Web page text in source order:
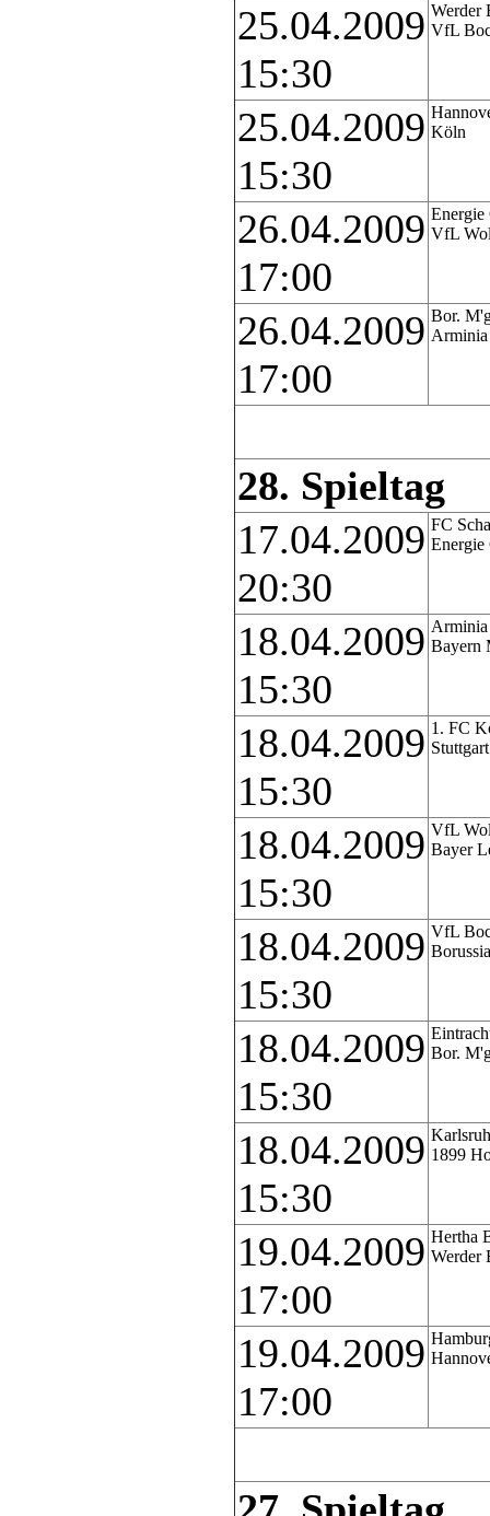
25.04.2009
15:30
Werder
VfL
25.04.2009
15:30
Köln
26.04.2009
17:00
Energie
VfL
26.04.2009
17:00
Bor.
28. Spieltag
17.04.2009
20:30
FC
Energie
18.04.2009
15:30
Bayern
18.04.2009
15:30
1. FC
Stuttgart
18.04.2009
15:30
VfL
Bayer
18.04.2009
15:30
VfL
18.04.2009
15:30
Bor.
18.04.2009
15:30
1899
19.04.2009
17:00
Hertha
Werder
19.04.2009
17:00